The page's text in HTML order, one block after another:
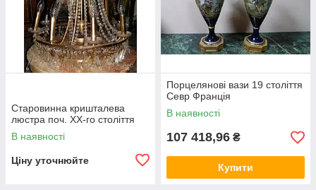
Старовинна кришталева
люстра поч. ХХ-го століття
В наявності
Ціну уточнюйте
Порцелянові вази 19 століття
Севр Франція
В наявності
107 418,96 ₴
Купити